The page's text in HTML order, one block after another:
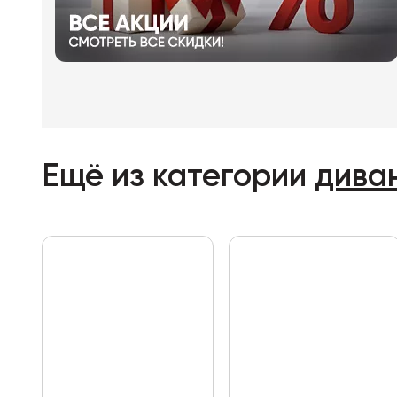
Ещё из категории